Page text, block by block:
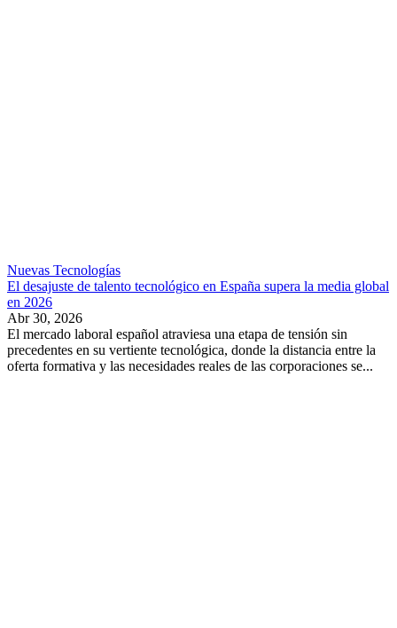
Nuevas Tecnologías
El desajuste de talento tecnológico en España supera la media global
en 2026
Abr 30, 2026
El mercado laboral español atraviesa una etapa de tensión sin
precedentes en su vertiente tecnológica, donde la distancia entre la
oferta formativa y las necesidades reales de las corporaciones se...